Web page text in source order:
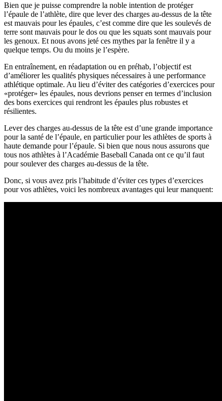
Bien que je puisse comprendre la noble intention de protéger
l’épaule de l’athlète, dire que lever des charges au-dessus de la tête
est mauvais pour les épaules, c’est comme dire que les soulevés de
terre sont mauvais pour le dos ou que les squats sont mauvais pour
les genoux. Et nous avons jeté ces mythes par la fenêtre il y a
quelque temps. Ou du moins je l’espère.
En entraînement, en réadaptation ou en préhab, l’objectif est
d’améliorer les qualités physiques nécessaires à une performance
athlétique optimale. Au lieu d’éviter des catégories d’exercices pour
«protéger» les épaules, nous devrions penser en termes d’inclusion
des bons exercices qui rendront les épaules plus robustes et
résilientes.
Lever des charges au-dessus de la tête est d’une grande importance
pour la santé de l’épaule, en particulier pour les athlètes de sports à
haute demande pour l’épaule. Si bien que nous nous assurons que
tous nos athlètes à l’Académie Baseball Canada ont ce qu’il faut
pour soulever des charges au-dessus de la tête.
Donc, si vous avez pris l’habitude d’éviter ces types d’exercices
pour vos athlètes, voici les nombreux avantages qui leur manquent: